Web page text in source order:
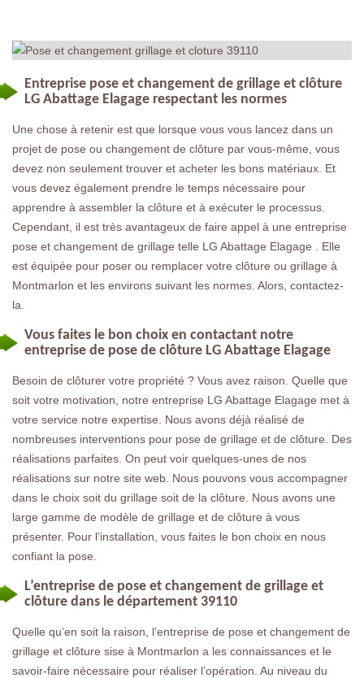
Entreprise pose et changement de grillage et clôture
LG Abattage Elagage respectant les normes
Une chose à retenir est que lorsque vous vous lancez dans un
projet de pose ou changement de clôture par vous-même, vous
devez non seulement trouver et acheter les bons matériaux. Et
vous devez également prendre le temps nécessaire pour
apprendre à assembler la clôture et à exécuter le processus.
Cependant, il est très avantageux de faire appel à une entreprise
pose et changement de grillage telle LG Abattage Elagage . Elle
est équipée pour poser ou remplacer votre clôture ou grillage à
Montmarlon et les environs suivant les normes. Alors, contactez-
la.
Vous faites le bon choix en contactant notre
entreprise de pose de clôture LG Abattage Elagage
Besoin de clôturer votre propriété ? Vous avez raison. Quelle que
soit votre motivation, notre entreprise LG Abattage Elagage met à
votre service notre expertise. Nous avons déjà réalisé de
nombreuses interventions pour pose de grillage et de clôture. Des
réalisations parfaites. On peut voir quelques-unes de nos
réalisations sur notre site web. Nous pouvons vous accompagner
dans le choix soit du grillage soit de la clôture. Nous avons une
large gamme de modèle de grillage et de clôture à vous
présenter. Pour l’installation, vous faites le bon choix en nous
confiant la pose.
L’entreprise de pose et changement de grillage et
clôture dans le département 39110
Quelle qu’en soit la raison, l’entreprise de pose et changement de
grillage et clôture sise à Montmarlon a les connaissances et le
savoir-faire nécessaire pour réaliser l’opération. Au niveau du